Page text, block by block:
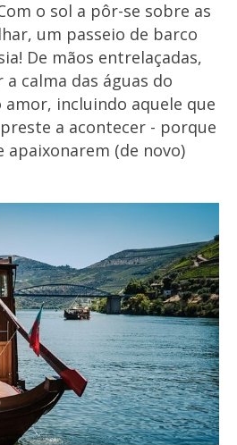
o sol a pôr-se sobre as
um passeio de barco
De mãos entrelaçadas,
calma das águas do
incluindo aquele que
a acontecer - porque
apaixonarem (de novo)